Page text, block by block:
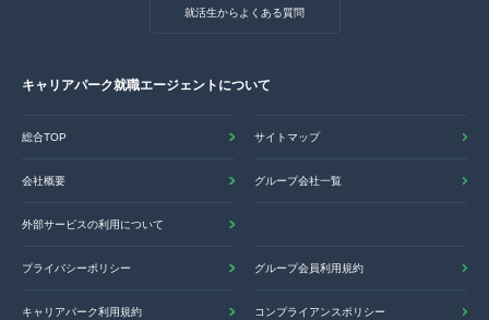
就活生からよくある質問
キャリアパーク就職エージェントについて
総合TOP サイトマップ
会社概要 グループ会社一覧
外部サービスの利用について
プライバシーポリシー グループ会員利用規約
キャリアパーク利用規約 コンプライアンスポリシー